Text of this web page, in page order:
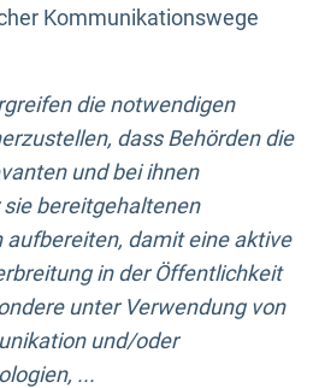
Kommunikationswege
die notwendigen
dass Behörden die
und bei ihnen
bereitgehaltenen
damit eine aktive
in der Öffentlichkeit
unter Verwendung von
und/oder
...